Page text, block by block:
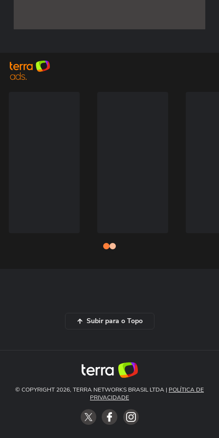
Subir para o Topo
© COPYRIGHT 2026, TERRA NETWORKS BRASIL LTDA | POLÍTICA DE
PRIVACIDADE